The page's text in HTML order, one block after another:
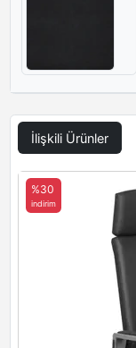
İlişkili Ürünler
%30
indirim